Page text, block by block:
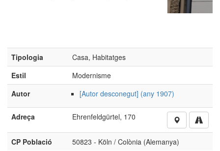
Tipologia
Casa, Habitatges
Autor
[Autor desconegut] (any 1907)